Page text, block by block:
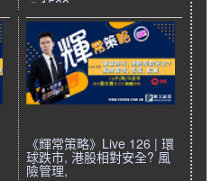
《輝常策略》Live 126 | 環
球跌市, 港股相對安全? 風
險管理,